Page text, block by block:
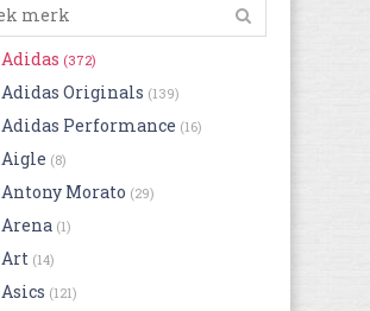
Adidas (372)
Adidas Originals (139)
Adidas Performance (16)
Aigle (8)
Antony Morato (29)
Arena (1)
Art (14)
Asics (121)